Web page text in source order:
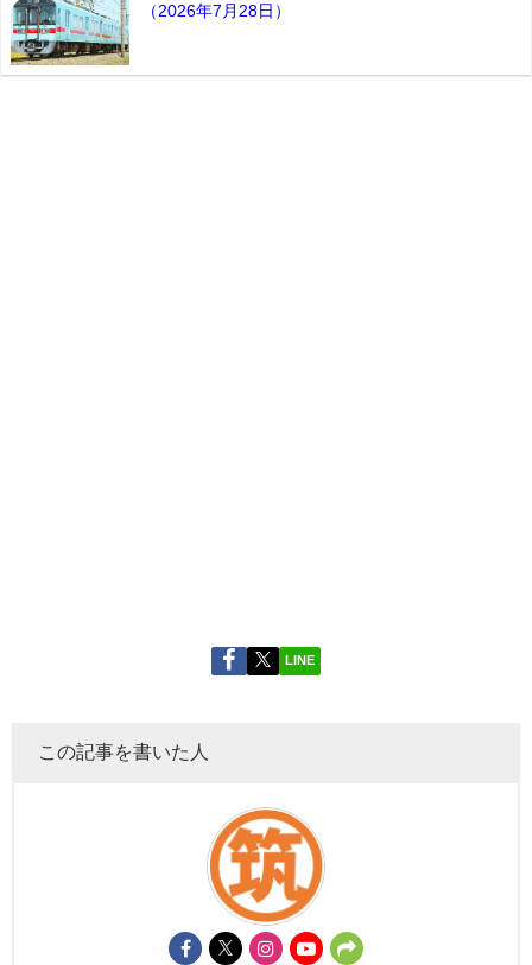
（2026年7月28日）
LINE
この記事を書いた人